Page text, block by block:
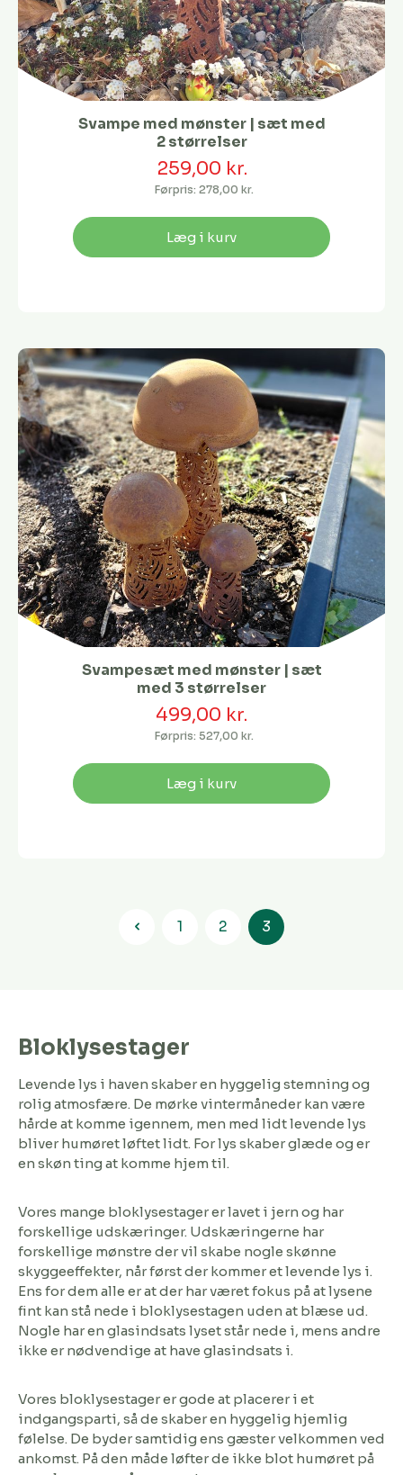
Svampe med mønster | sæt med
2 størrelser
259,00 kr.
Førpris: 278,00 kr.
Læg i kurv
Svampesæt med mønster | sæt
med 3 størrelser
499,00 kr.
Førpris: 527,00 kr.
Læg i kurv
Side
1 Side
2 Side
3
Bloklysestager
Levende lys i haven skaber en hyggelig stemning og
rolig atmosfære. De mørke vintermåneder kan være
hårde at komme igennem, men med lidt levende lys
bliver humøret løftet lidt. For lys skaber glæde og er
en skøn ting at komme hjem til.
Vores mange bloklysestager er lavet i jern og har
forskellige udskæringer. Udskæringerne har
forskellige mønstre der vil skabe nogle skønne
skyggeeffekter, når først der kommer et levende lys i.
Ens for dem alle er at der har været fokus på at lysene
fint kan stå nede i bloklysestagen uden at blæse ud.
Nogle har en glasindsats lyset står nede i, mens andre
ikke er nødvendige at have glasindsats i.
Vores bloklysestager er gode at placerer i et
indgangsparti, så de skaber en hyggelig hjemlig
følelse. De byder samtidig ens gæster velkommen ved
ankomst. På den måde løfter de ikke blot humøret på